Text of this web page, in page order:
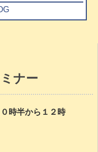
ナー
時半から１２時